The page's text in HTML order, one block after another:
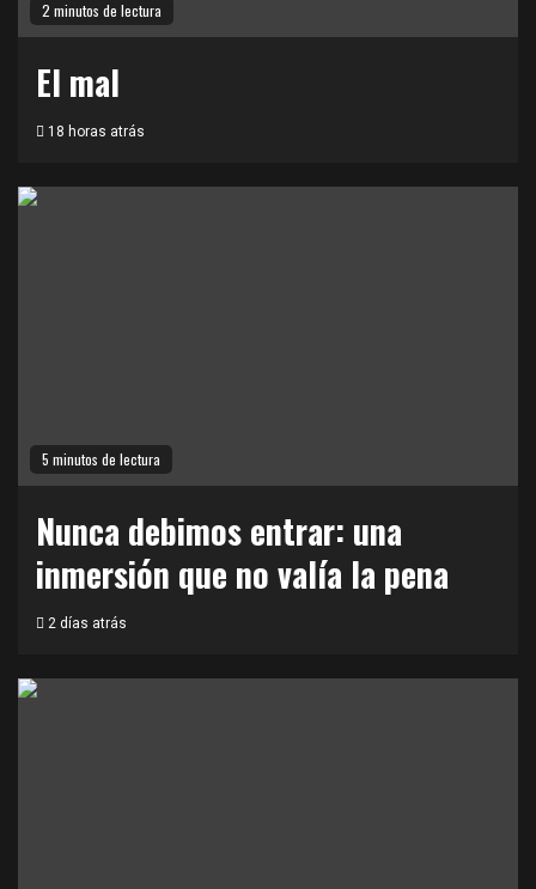
2 minutos de lectura
El mal
18 horas atrás
5 minutos de lectura
Nunca debimos entrar: una
inmersión que no valía la pena
2 días atrás